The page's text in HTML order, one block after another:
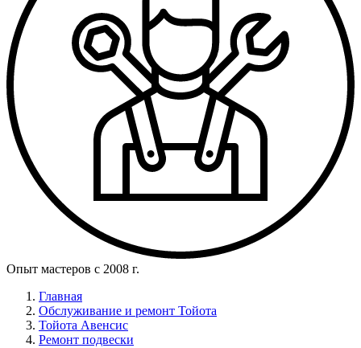
Опыт мастеров с 2008 г.
Главная
Обслуживание и ремонт Тойота
Тойота Авенсис
Ремонт подвески